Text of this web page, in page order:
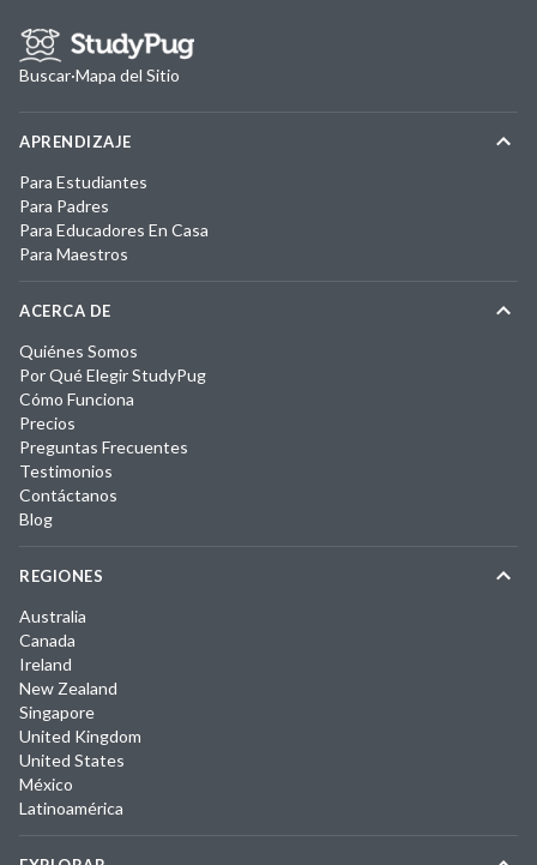
Buscar·Mapa del Sitio
APRENDIZAJE
Para Estudiantes
Para Padres
Para Educadores En Casa
Para Maestros
ACERCA DE
Quiénes Somos
Por Qué Elegir StudyPug
Cómo Funciona
Precios
Preguntas Frecuentes
Testimonios
Contáctanos
Blog
REGIONES
Australia
Canada
Ireland
New Zealand
Singapore
United Kingdom
United States
México
Latinoamérica